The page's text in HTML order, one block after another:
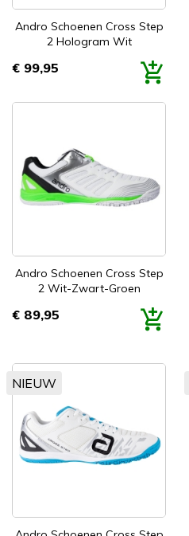
Andro Schoenen Cross Step
2 Hologram Wit
Prijs
€ 99,95
Andro Schoenen Cross Step
2 Wit-Zwart-Groen
Prijs
€ 89,95
NIEUW